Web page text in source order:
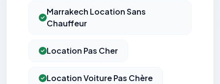
Marrakech Location Sans
Chauffeur
Location Pas Cher
Location Voiture Pas Chère